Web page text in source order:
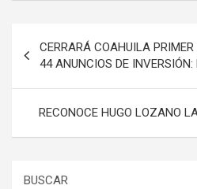
Navegación
de
entradas
CERRARÁ COAHUILA
44 ANUNCIOS DE INVERSIÓN:
RECONOCE HUGO LOZANO
BUSCAR